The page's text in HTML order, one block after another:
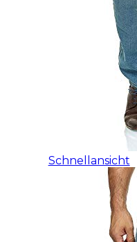
Schnellansicht